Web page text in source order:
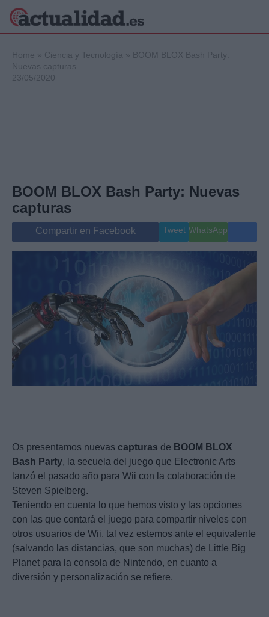
Internacional
Viajes
Musica
Home » Ciencia y Tecnología » BOOM BLOX Bash Party:
Nuevas capturas
23/05/2020
BOOM BLOX Bash Party: Nuevas
capturas
Compartir en Facebook Tweet WhatsApp
Os presentamos nuevas capturas de BOOM BLOX
Bash Party, la secuela del juego que Electronic Arts
lanzó el pasado año para Wii con la colaboración de
Steven Spielberg.
Teniendo en cuenta lo que hemos visto y las opciones
con las que contará el juego para compartir niveles con
otros usuarios de Wii, tal vez estemos ante el equivalente
(salvando las distancias, que son muchas) de Little Big
Planet para la consola de Nintendo, en cuanto a
diversión y personalización se refiere.